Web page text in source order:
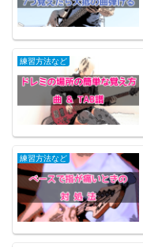
練習方法など
練習方法など